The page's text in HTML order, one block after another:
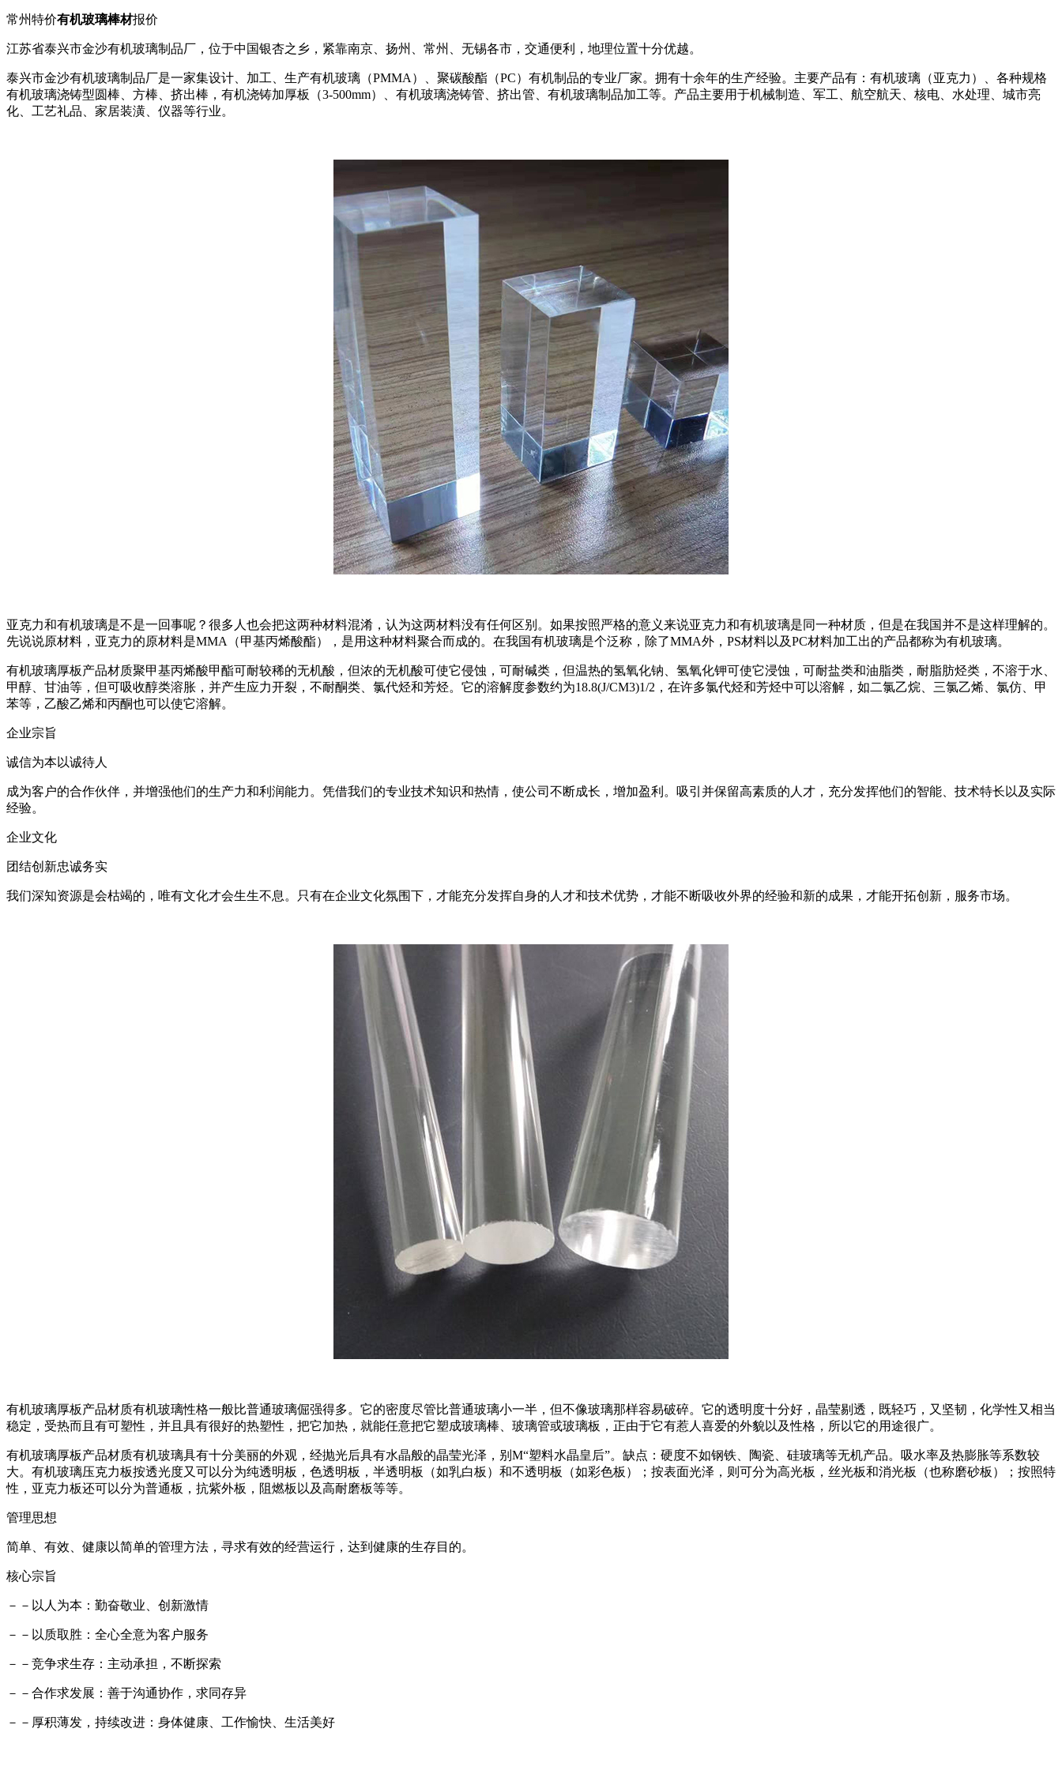
常州特价有机玻璃棒材报价
江苏省泰兴市金沙有机玻璃制品厂，位于中国银杏之乡，紧靠南京、扬州、常州、无锡各市，交通便利，地理位置十分优越。
泰兴市金沙有机玻璃制品厂是一家集设计、加工、生产有机玻璃（PMMA）、聚碳酸酯（PC）有机制品的专业厂家。拥有十余年的生产经验。主要产品有：有机玻璃（亚克力）、各种规格
有机玻璃浇铸型圆棒、方棒、挤出棒，有机浇铸加厚板（3-500mm）、有机玻璃浇铸管、挤出管、有机玻璃制品加工等。产品主要用于机械制造、军工、航空航天、核电、水处理、城市亮
化、工艺礼品、家居装潢、仪器等行业。
亚克力和有机玻璃是不是一回事呢？很多人也会把这两种材料混淆，认为这两材料没有任何区别。如果按照严格的意义来说亚克力和有机玻璃是同一种材质，但是在我国并不是这样理解的。
先说说原材料，亚克力的原材料是MMA（甲基丙烯酸酯），是用这种材料聚合而成的。在我国有机玻璃是个泛称，除了MMA外，PS材料以及PC材料加工出的产品都称为有机玻璃。
有机玻璃厚板产品材质聚甲基丙烯酸甲酯可耐较稀的无机酸，但浓的无机酸可使它侵蚀，可耐碱类，但温热的氢氧化钠、氢氧化钾可使它浸蚀，可耐盐类和油脂类，耐脂肪烃类，不溶于水、
甲醇、甘油等，但可吸收醇类溶胀，并产生应力开裂，不耐酮类、氯代烃和芳烃。它的溶解度参数约为18.8(J/CM3)1/2，在许多氯代烃和芳烃中可以溶解，如二氯乙烷、三氯乙烯、氯仿、甲
苯等，乙酸乙烯和丙酮也可以使它溶解。
企业宗旨
诚信为本以诚待人
成为客户的合作伙伴，并增强他们的生产力和利润能力。凭借我们的专业技术知识和热情，使公司不断成长，增加盈利。吸引并保留高素质的人才，充分发挥他们的智能、技术特长以及实际
经验。
企业文化
团结创新忠诚务实
我们深知资源是会枯竭的，唯有文化才会生生不息。只有在企业文化氛围下，才能充分发挥自身的人才和技术优势，才能不断吸收外界的经验和新的成果，才能开拓创新，服务市场。
有机玻璃厚板产品材质有机玻璃性格一般比普通玻璃倔强得多。它的密度尽管比普通玻璃小一半，但不像玻璃那样容易破碎。它的透明度十分好，晶莹剔透，既轻巧，又坚韧，化学性又相当
稳定，受热而且有可塑性，并且具有很好的热塑性，把它加热，就能任意把它塑成玻璃棒、玻璃管或玻璃板，正由于它有惹人喜爱的外貌以及性格，所以它的用途很广。
有机玻璃厚板产品材质有机玻璃具有十分美丽的外观，经抛光后具有水晶般的晶莹光泽，别M“塑料水晶皇后”。缺点：硬度不如钢铁、陶瓷、硅玻璃等无机产品。吸水率及热膨胀等系数较
大。有机玻璃压克力板按透光度又可以分为纯透明板，色透明板，半透明板（如乳白板）和不透明板（如彩色板）；按表面光泽，则可分为高光板，丝光板和消光板（也称磨砂板）；按照特
性，亚克力板还可以分为普通板，抗紫外板，阻燃板以及高耐磨板等等。
管理思想
简单、有效、健康以简单的管理方法，寻求有效的经营运行，达到健康的生存目的。
核心宗旨
－－以人为本：勤奋敬业、创新激情
－－以质取胜：全心全意为客户服务
－－竞争求生存：主动承担，不断探索
－－合作求发展：善于沟通协作，求同存异
－－厚积薄发，持续改进：身体健康、工作愉快、生活美好